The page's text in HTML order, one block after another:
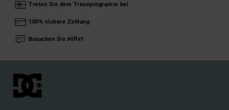
Treten Sie dem Treueprogramm bei
100% sichere Zahlung
Brauchen Sie Hilfe?